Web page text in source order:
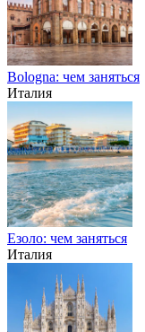
Bologna: чем заняться
Италия
Езоло: чем заняться
Италия